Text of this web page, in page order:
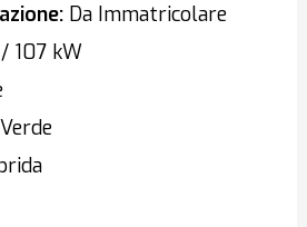
Da Immatricolare
107 kW